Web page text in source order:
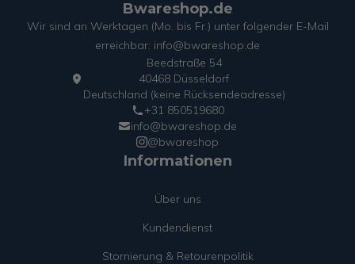
Bwareshop.de
Wir sind an Werktagen (Mo. bis Fr.) unter folgender E-Mail
erreichbar: info@bwareshop.de
Beedstraße 54
40468 Düsseldorf
Deutschland (keine Rücksendeadresse)
+31 850519680
info@bwareshop.de
@bwareshop
Informationen
Über uns
Kundendienst
Stornierung & Retourenpolitik